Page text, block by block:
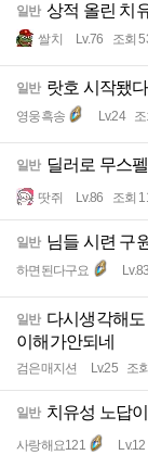
일반 상적 올린 치
쌀치 Lv.76 조회
일반 랏호 시작됐다
영웅흑송 Lv.24
일반 딜러로 무스
땃쥐 Lv.86 조회
일반 님들 시련 구
하면된다구요 Lv.83
일반 다시생각해
이해가안되네
검은매지션 Lv.25 조
일반 치유성 노답
사랑해요121 Lv.12